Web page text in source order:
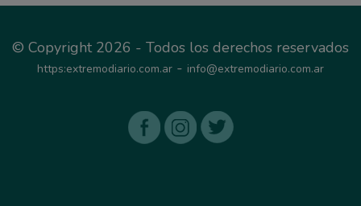
© Copyright 2026 - Todos los derechos reservados
https:extremodiario.com.ar - info@extremodiario.com.ar